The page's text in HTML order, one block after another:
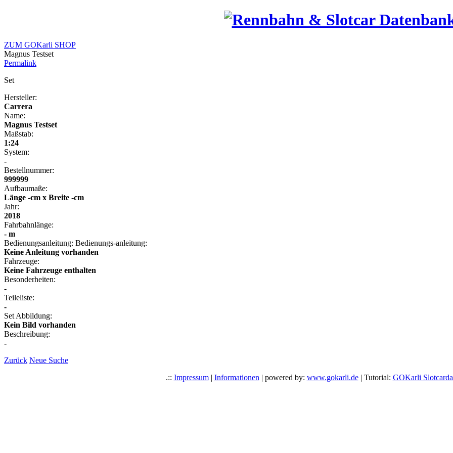
ZUM GOKarli SHOP
Magnus Testset
Permalink
Set
Hersteller:
Carrera
Name:
Magnus Testset
Maßstab:
1:24
System:
-
Bestellnummer:
999999
Aufbaumaße:
Länge -cm x Breite -cm
Jahr:
2018
Fahrbahnlänge:
- m
Bedienungsanleitung: Bedienungs-anleitung:
Keine Anleitung vorhanden
Fahrzeuge:
Keine Fahrzeuge enthalten
Besonderheiten:
-
Teileliste:
-
Set Abbildung:
Kein Bild vorhanden
Beschreibung:
-
Zurück Neue Suche
.:: Impressum| Informationen | powered by: www.gokarli.de| Tutorial: GOKarli